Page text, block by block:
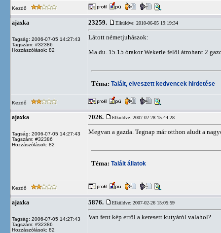
Kezdő
ajaxka
Tagság: 2006-07-05 14:27:43
Tagszám: #32386
Hozzászólások: 82
23259. Elküldve: 2010-06-05 19:19:34
Látott németjuhászok:
Ma du. 15.15 órakor Wekerle felől átrohant 2
Téma: Talált, elveszett kedvencek hirdetése
Kezdő
ajaxka
Tagság: 2006-07-05 14:27:43
Tagszám: #32386
Hozzászólások: 82
7026. Elküldve: 2007-02-28 15:44:28
Megvan a gazda. Tegnap már otthon aludt a
Téma: Talált állatok
Kezdő
ajaxka
Tagság: 2006-07-05 14:27:43
Tagszám: #32386
Hozzászólások: 82
5876. Elküldve: 2007-02-26 15:05:59
Van fent kép erről a keresett kutyáról valahol?